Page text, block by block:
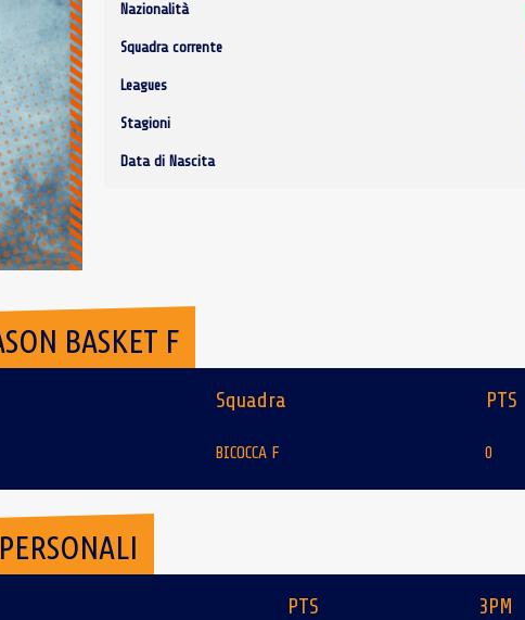
Nazionalità
Squadra corrente
Leagues
Stagioni
Data di Nascita
BASKET F
Squadra PTS
BICOCCA F 0
PTS 3PM